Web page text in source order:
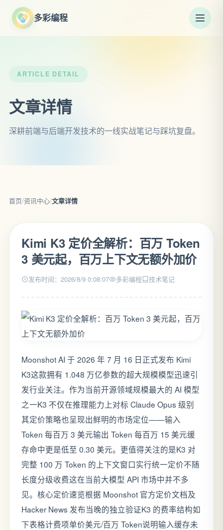
多彩编程
ARTICLE DETAIL
文章详情
深耕前端与后端开发技术的一线实战笔记与踩坑复盘。
首页/资讯中心/文章详情
Kimi K3 定价全解析：百万 Token
3 美元起，百万上下文无额外加价
发布时间：2026/8/9 0:08:07 多彩编程 技术笔记
Moonshot AI 于 2026 年 7 月 16 日正式发布 Kimi
K3这款拥有 1.048 万亿参数的超大规模模型迅速引
发行业关注。作为当前开源领域规模最大的 AI 模型
之一K3 不仅在推理能力上对标 Claude Opus 级别
其定价策略也呈现出鲜明的市场定位——输入
Token 每百万 3 美元输出 Token 每百万 15 美元缓
存命中更是低至 0.30 美元。更值得关注的是K3 对
完整 100 万 Token 的上下文窗口实行统一定价不随
长度分级收费这在当前大模型 API 市场中并不多
见。核心定价速览根据 Moonshot 官方定价文档及
Hacker News 发布当晚的独立验证K3 的费率结构如
下表格计费项单价美元/百万 Token说明输入缓存未